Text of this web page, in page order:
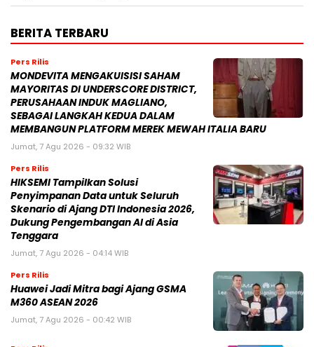
BERITA TERBARU
Pers Rilis
MONDEVITA MENGAKUISISI SAHAM
MAYORITAS DI UNDERSCORE DISTRICT,
PERUSAHAAN INDUK MAGLIANO,
SEBAGAI LANGKAH KEDUA DALAM
MEMBANGUN PLATFORM MEREK MEWAH ITALIA BARU
Jumat, 7 Agu 2026 - 09:32 WIB
Pers Rilis
HIKSEMI Tampilkan Solusi
Penyimpanan Data untuk Seluruh
Skenario di Ajang DTI Indonesia 2026,
Dukung Pengembangan AI di Asia
Tenggara
Jumat, 7 Agu 2026 - 04:14 WIB
Pers Rilis
Huawei Jadi Mitra bagi Ajang GSMA
M360 ASEAN 2026
Jumat, 7 Agu 2026 - 00:42 WIB